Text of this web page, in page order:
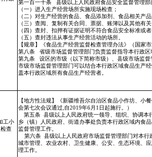
第一百一十条
县级以上人民政府食品安全监督管理
（一）进入生产经营场所实施现场检查；
（二）对生产经营的食品、食品添加剂、食品相关产
（三）查阅、复制有关合同、票据、账簿以及其他有
（四）查封、扣押有证据证明不符合食品安全标准或
（五）查封违法从事生产经营活动的场所。
【规章】《食品生产经营监督检查管理办法》（国家
第八条
省级市场监督管理部门负责监督指导本行政
第九条
设区的市级（以下简称市级）、县级市场监
市级市场监督管理部门可以结合本行政区域食品生产
盖本行政区域所有食品生产经营者。
工小
查
【地方性法规】《新疆维吾尔自治区食品小作坊、小
会第七次会议通过,自2019年6月1日起施行。）
第五条 县级以上人民政府统一领导、组织、协调
乡（镇）人民政府、街道办事处负责本行政区域内食
监督管理工作。
第六条 县级以上人民政府市场监督管理部门对本
城市管理、农业农村、卫生健康、公安、生态环境、
理工作。